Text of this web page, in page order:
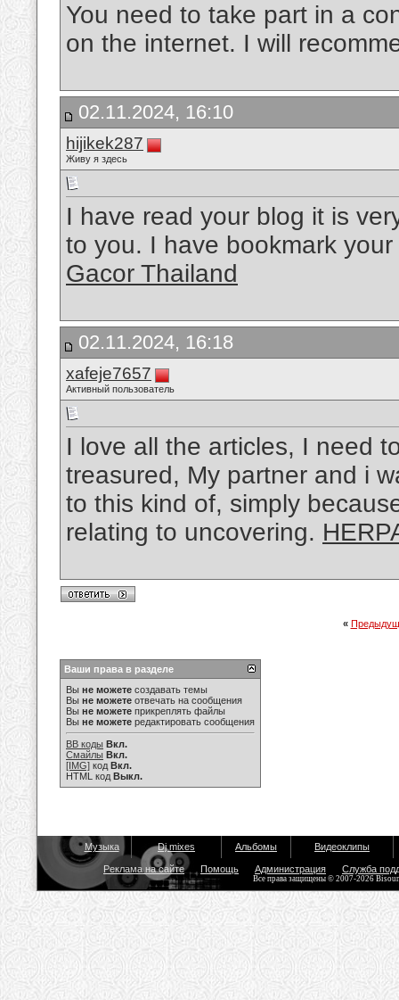
You need to take part in a
on the internet. I will
02.11.2024, 16:10
hijikek287
Живу я здесь
I have read your blog it is
to you. I have bookmark
Gacor Thailand
02.11.2024, 16:18
xafeje7657
Активный пользователь
I love all the articles, I need
treasured, My partner and i
to this kind of, simply
relating to uncovering.
«
Ваши права в разделе
Вы не можете создавать темы
Вы не можете отвечать на сообщения
Вы не можете прикреплять файлы
Вы не можете редактировать сообщения
BB коды Вкл.
Смайлы Вкл.
[IMG] код Вкл.
HTML код Выкл.
Музыка Dj mixes Альбомы Видеоклипы
Реклама на сайте Помощь Администрация Служба
Все права защищены © 2007-2026